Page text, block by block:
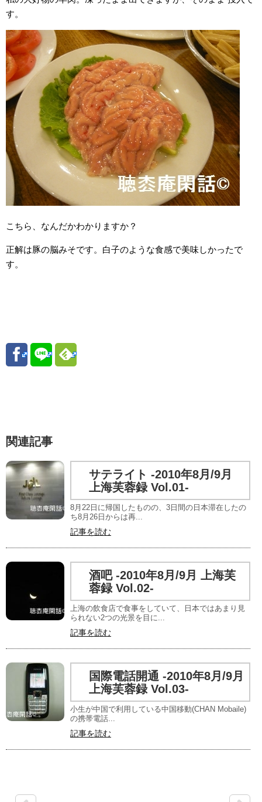
す。
こちら、なんだかわかりますか？
正解は豚の脳みそです。白子のような食感で美味しかったで
す。
関連記事
サテライト -2010年8月/9月
上海芙蓉録 Vol.01-
8月22日に帰国したものの、3日間の日本滞在したの
ち8月26日からは再...
記事を読む
酒吧 -2010年8月/9月 上海芙
蓉録 Vol.02-
上海の飲食店で食事をしていて、日本ではあまり見
られない2つの光景を目に...
記事を読む
国際電話開通 -2010年8月/9月
上海芙蓉録 Vol.03-
小生が中国で利用している中国移動(CHAN Mobaile)
の携帯電話...
記事を読む